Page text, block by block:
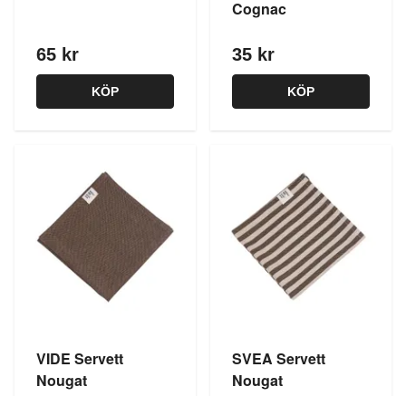
65 kr
KÖP
Cognac
35 kr
KÖP
VIDE Servett
Nougat
SVEA Servett
Nougat